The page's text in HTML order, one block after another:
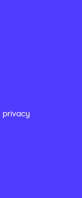
privacy